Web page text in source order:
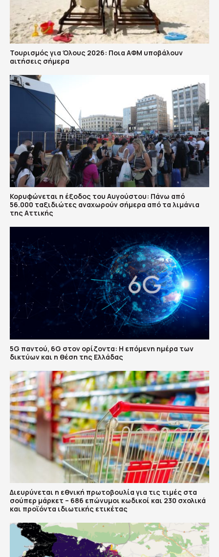
Τουρισμός για Όλους 2026: Ποια ΑΦΜ υποβάλουν
αιτήσεις σήμερα
Κορυφώνεται η έξοδος του Αυγούστου: Πάνω από
56.000 ταξιδιώτες αναχωρούν σήμερα από τα λιμάνια
της Αττικής
5G παντού, 6G στον ορίζοντα: Η επόμενη ημέρα των
δικτύων και η θέση της Ελλάδας
Διευρύνεται η εθνική πρωτοβουλία για τις τιμές στα
σούπερ μάρκετ – 686 επώνυμοι κωδικοί και 230 σχολικά
και προϊόντα ιδιωτικής ετικέτας